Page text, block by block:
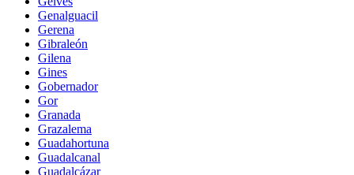
Genalguacil
Gerena
Gibraleón
Gilena
Gines
Gobernador
Gor
Granada
Grazalema
Guadahortuna
Guadalcanal
Guadalcázar